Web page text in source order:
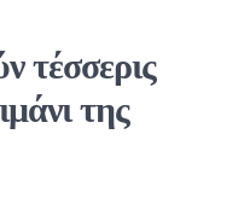
τέσσερις
της